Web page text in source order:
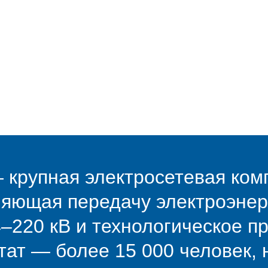
электросетевая
передачу
кВ и технологическое
— более 15 000 человек,